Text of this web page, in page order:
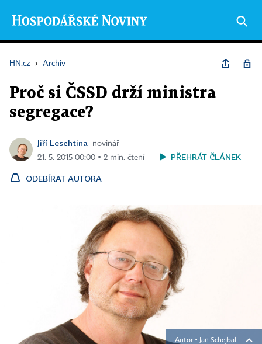
HN.cz › Archiv
Proč si ČSSD drží ministra
segregace?
Jiří Leschtina
novinář
21. 5. 2015 00:00 ▪ 2 min. čtení
PŘEHRÁT ČLÁNEK
ODEBÍRAT AUTORA
Autor ▪ Jan Schejbal